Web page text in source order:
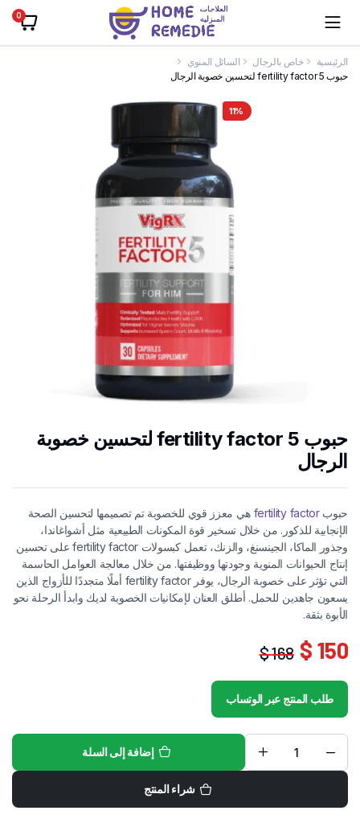
0
الرئيسية خاص بالرجال
السائل المنوي
حبوب 5 fertility factor لتحسين خصوبة الرجال
11%
حبوب 5 fertility factor لتحسين خصوبة
الرجال
حبوبfertility factor هي معزز قوي للخصوبة تم تصميمها لتحسين الصحة
الإنجابية للذكور. من خلال تسخير قوة المكونات الطبيعية مثل أشواغاندا،
وجذور الماكا، الجينسنغ، والزنك، تعمل كبسولات fertility factor على تحسين
إنتاج الحيوانات المنوية وجودتها ووظيفتها. من خلال معالجة العوامل الحاسمة
التي تؤثر على خصوبة الرجال، يوفر fertility factor أملًا متجددًا للأزواج الذين
يسعون جاهدين للحمل. أطلق العنان لإمكانيات الخصوبة لديك وابدأ الرحلة نحو
الأبوة بثقة.
168 $
الأصلي
هو:
168 $.
150 $
الحالي
هو:
150 $.
طلب المنتج عبر الوتساب
حبوب
5
fertility
لتحسين
إضافة إلى السلة
شراء المنتج